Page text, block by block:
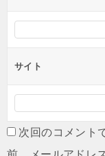
サイト
次回のコメント